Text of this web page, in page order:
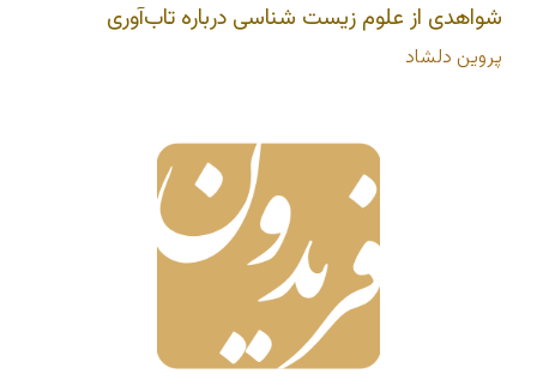
شواهدی از علوم زیست‌ شناسی درباره‌ تاب‌آوری
پروین دلشاد